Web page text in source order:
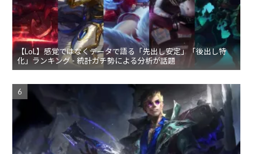
【LoL】感覚ではなくデータで語る「先出し安定」「後出し特
化」ランキング - 統計ガチ勢による分析が話題